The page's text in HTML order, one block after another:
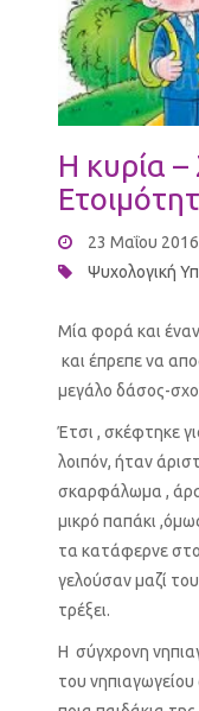
Η κυρία –
23 Μαΐου 2016
Ψυχολογική
Μία φορά και
και έπρεπε να
μεγάλο δάσος-
Έτσι , σκέφτηκε
λοιπόν, ήταν
σκαρφάλωμα , άρα
μικρό παπάκι
τα κατάφερνε στο
γελούσαν μαζί
τρέξει.
Η σύγχρονη
του